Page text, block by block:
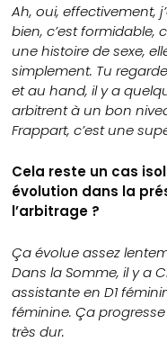
Ah, oui, effectivement,
bien, c’est formidable,
une histoire de sexe,
simplement. Tu
et au hand, il y a
arbitrent à un bon
Frappart, c’est une
Cela reste un cas
évolution dans la
l’arbitrage ?
Ça évolue assez
Dans la Somme, il y a
assistante en D1
féminine. Ça
très dur.